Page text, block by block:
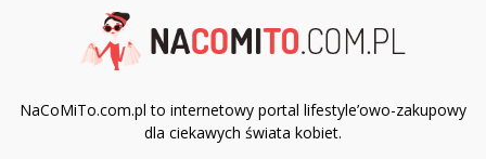
NaCoMiTo.com.pl to internetowy portal lifestyle’owo-zakupowy
dla ciekawych świata kobiet.